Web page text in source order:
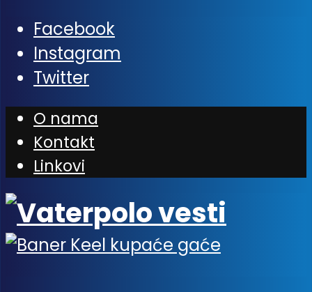
Facebook
Instagram
Twitter
O nama
Kontakt
Linkovi